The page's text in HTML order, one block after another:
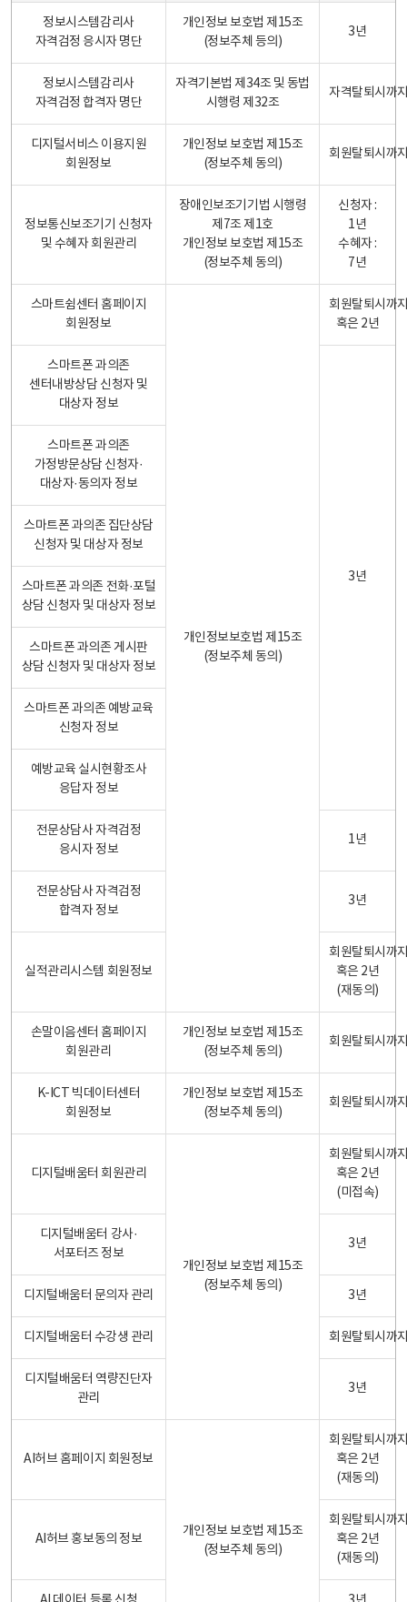
정보시스템감리사
자격검정 응시자 명단
개인정보 보호법 제15조
(정보주체 등의)
3년
정보시스템감리사
자격검정 합격자 명단
자격기본법 제34조 및 동법
시행령 제32조
자격탈퇴시까
디지털서비스 이용지원
회원정보
개인정보 보호법 제15조
(정보주체 동의)
회원탈퇴시까
정보통신보조기기 신청자
및 수혜자 회원관리
장애인보조기기법 시행령
제7조 제1호
개인정보 보호법 제15조
(정보주체 동의)
신청자 :
1년
수혜자 :
7년
스마트쉼센터 홈페이지
회원정보
개인정보보호법 제15조
(정보주체 동의)
회원탈퇴시까
혹은 2년
스마트폰 과의존
센터내방상담 신청자 및
대상자 정보
3년
스마트폰 과의존
가정방문상담 신청자·
대상자·동의자 정보
스마트폰 과의존 집단상담
신청자 및 대상자 정보
스마트폰 과의존 전화·포털
상담 신청자 및 대상자 정보
스마트폰 과의존 게시판
상담 신청자 및 대상자 정보
스마트폰 과의존 예방교육
신청자 정보
예방교육 실시현황조사
응답자 정보
전문상담사 자격검정
응시자 정보
1년
전문상담사 자격검정
합격자 정보
3년
실적관리시스템 회원정보
회원탈퇴시까
혹은 2년
(재동의)
손말이음센터 홈페이지
회원관리
개인정보 보호법 제15조
(정보주체 동의)
회원탈퇴시까
K-ICT 빅데이터센터
회원정보
개인정보 보호법 제15조
(정보주체 동의)
회원탈퇴시까
디지털배움터 회원관리
개인정보 보호법 제15조
(정보주체 동의)
회원탈퇴시까
혹은 2년
(미접속)
디지털배움터 강사·
서포터즈 정보
3년
디지털배움터 문의자 관리 3년
디지털배움터 수강생 관리 회원탈퇴시까
디지털배움터 역량진단자
관리
3년
AI허브 홈페이지 회원정보
개인정보 보호법 제15조
(정보주체 동의)
회원탈퇴시까
혹은 2년
(재동의)
AI허브 홍보동의 정보
회원탈퇴시까
혹은 2년
(재동의)